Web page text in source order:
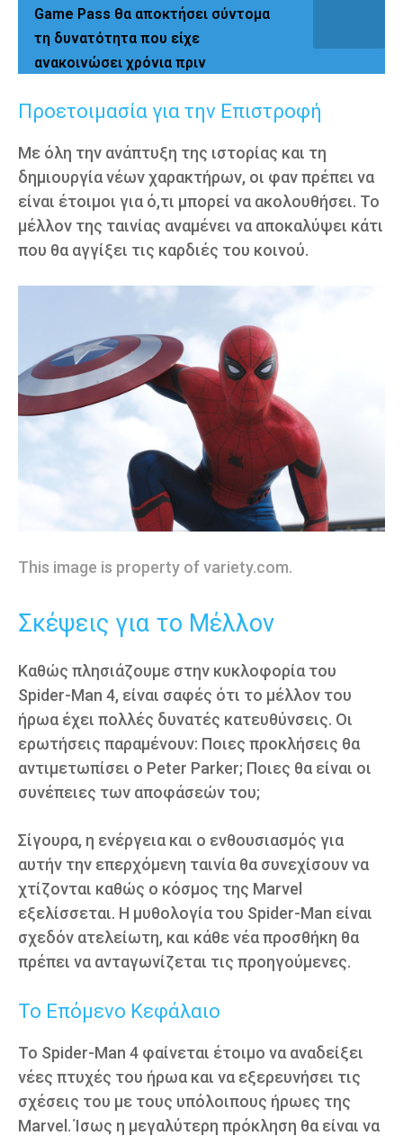
Game Pass θα αποκτήσει σύντομα
τη δυνατότητα που είχε
ανακοινώσει χρόνια πριν
Προετοιμασία για την Επιστροφή
Με όλη την ανάπτυξη της ιστορίας και τη
δημιουργία νέων χαρακτήρων, οι φαν πρέπει να
είναι έτοιμοι για ό,τι μπορεί να ακολουθήσει. Το
μέλλον της ταινίας αναμένει να αποκαλύψει κάτι
που θα αγγίξει τις καρδιές του κοινού.
This image is property of variety.com.
Σκέψεις για το Μέλλον
Καθώς πλησιάζουμε στην κυκλοφορία του
Spider-Man 4, είναι σαφές ότι το μέλλον του
ήρωα έχει πολλές δυνατές κατευθύνσεις. Οι
ερωτήσεις παραμένουν: Ποιες προκλήσεις θα
αντιμετωπίσει ο Peter Parker; Ποιες θα είναι οι
συνέπειες των αποφάσεών του;
Σίγουρα, η ενέργεια και ο ενθουσιασμός για
αυτήν την επερχόμενη ταινία θα συνεχίσουν να
χτίζονται καθώς ο κόσμος της Marvel
εξελίσσεται. Η μυθολογία του Spider-Man είναι
σχεδόν ατελείωτη, και κάθε νέα προσθήκη θα
πρέπει να ανταγωνίζεται τις προηγούμενες.
Το Επόμενο Κεφάλαιο
Το Spider-Man 4 φαίνεται έτοιμο να αναδείξει
νέες πτυχές του ήρωα και να εξερευνήσει τις
σχέσεις του με τους υπόλοιπους ήρωες της
Marvel. Ίσως η μεγαλύτερη πρόκληση θα είναι να